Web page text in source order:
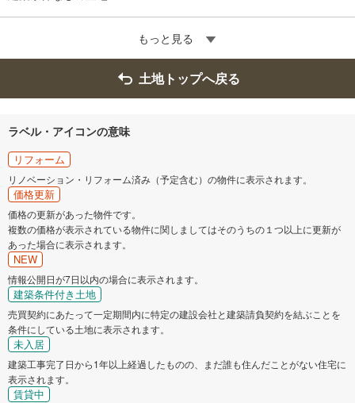
もっと見る
土地トップへ戻る
ラベル・アイコンの意味
リフォーム
リノベーション・リフォーム済み（予定含む）の物件に表示されます。
価格更新
価格の更新があった物件です。
複数の価格が表示されている物件に関しましてはそのうちの１つ以上に更新が
あった場合に表示されます。
NEW
情報公開日が7日以内の場合に表示されます。
建築条件付き土地
売買契約にあたって一定期間内に特定の建設会社と建築請負契約を結ぶことを
条件にしている土地に表示されます。
未入居
建築工事完了日から1年以上経過したものの、まだ誰も住んだことがない住宅に
表示されます。
賃貸中